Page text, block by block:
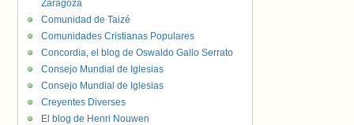
Zaragoza
Comunidad de Taizé
Comunidades Cristianas Populares
Concordia, el blog de Oswaldo Gallo Serrato
Consejo Mundial de Iglesias
Consejo Mundial de Iglesias
Creyentes Diverses
El blog de Henri Nouwen